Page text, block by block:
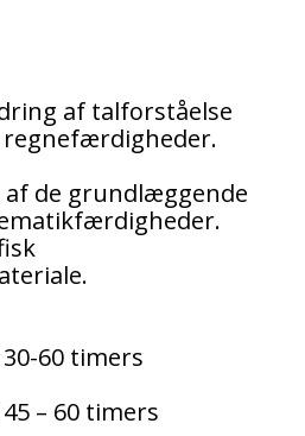
af talforståelse
de grundlæggende
60 timers
– 60 timers